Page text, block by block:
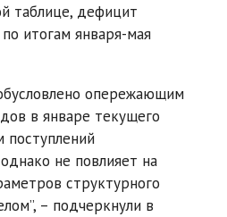
таблице, дефицит
итогам января-мая
опережающим
в январе текущего
поступлений
не повлияет на
структурного
– подчеркнули в